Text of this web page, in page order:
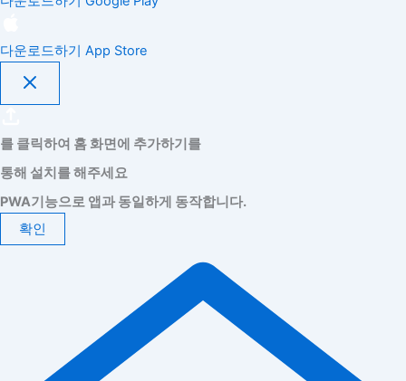
다운로드하기 App Store
를 클릭하여 홈 화면에 추가하기를
통해 설치를 해주세요
PWA기능으로 앱과 동일하게 동작합니다.
확인